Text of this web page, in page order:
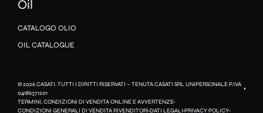
Oil
CATALOGO OLIO
OIL CATALOGUE
© 2026 CASATI. TUTTI I DIRITTI RISERVATI – TENUTA CASATI SRL UNIPERSONALE P.IVA
04186371201
TERMINI, CONDIZIONI DI VENDITA ONLINE E AVVERTENZE
CONDIZIONI GENERALI DI VENDITA RIVENDITORI DATI LEGALI PRIVACY POLICY